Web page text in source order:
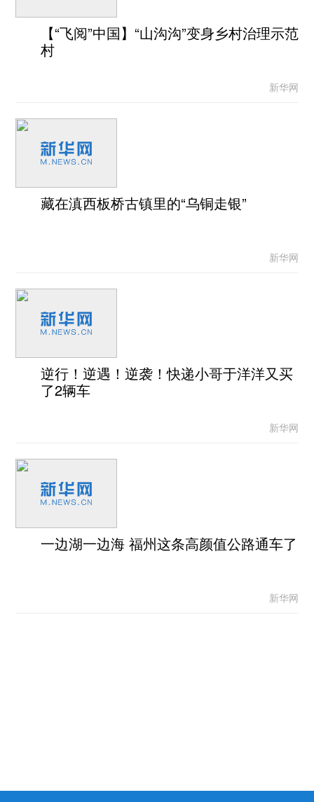
【“飞阅”中国】“山沟沟”变身乡村治理示范
村
新华网
藏在滇西板桥古镇里的“乌铜走银”
新华网
逆行！逆遇！逆袭！快递小哥于洋洋又买
了2辆车
新华网
一边湖一边海 福州这条高颜值公路通车了
新华网